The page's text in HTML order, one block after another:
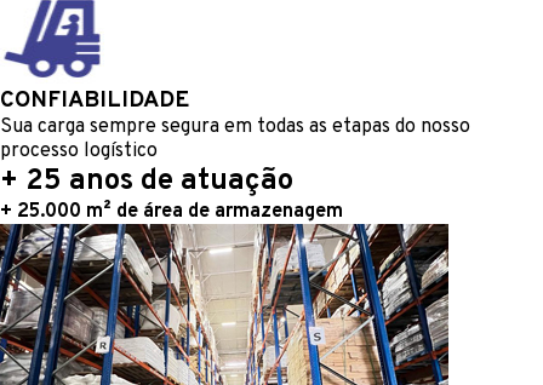
CONFIABILIDADE
Sua carga sempre segura em todas as etapas do nosso
processo logístico
+ 25 anos de atuação
+ 25.000 m² de área de armazenagem